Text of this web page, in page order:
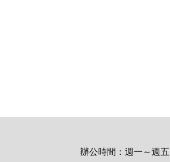
辦公時間：週一～週